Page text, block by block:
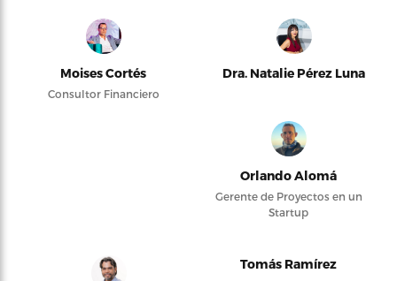
Moises Cortés
Consultor Financiero
Dra. Natalie Pérez Luna
Orlando Alomá
Gerente de Proyectos en un
Startup
Tomás Ramírez